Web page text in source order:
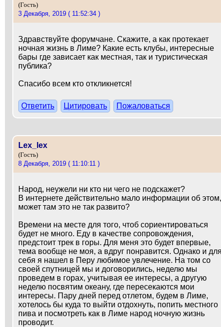
(Гость)
3 Декабря, 2019 ( 11:52:34 )
Здравствуйте форумчане. Скажите, а как протекает
ночная жизнь в Лиме? Какие есть клубы, интересные
бары где зависает как местная, так и туристическая
публика?
Спасибо всем кто откликнется!
Ответить Цитировать Пожаловаться
Lex_lex
(Гость)
8 Декабря, 2019 ( 11:10:11 )
Народ, неужели ни кто ни чего не подскажет?
В интернете действительно мало информации об этом,
может там это не так развито?
Времени на месте для того, чтоб сориентироваться
будет не много. Еду в качестве сопровождения,
предстоит трек в горы. Для меня это будет впервые,
тема вообще не моя, а вдруг понравится. Однако и
себя я нашел в Перу любимое увлечение. На том со
своей спутницей мы и договорились, неделю мы
проведем в горах, учитывая ее интересы, а другую
неделю посвятим океану, где пересекаются мои
интересы. Пару дней перед отлетом, будем в Лиме,
хотелось бы куда то выйти отдохнуть, попить местного
пива и посмотреть как в Лиме народ ночную жизнь
проводит.